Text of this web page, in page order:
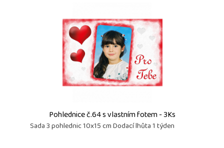
Pohlednice č.64 s vlastním fotem - 3Ks
Sada 3 pohlednic 10x15 cm Dodací lhůta 1 týden